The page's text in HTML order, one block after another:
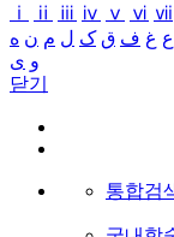
ⅰ
ⅱ ⅲ ⅳ ⅴ ⅵ ⅶ
ع غ ف ق ک ل م ن ه
و ی
닫기
통합검